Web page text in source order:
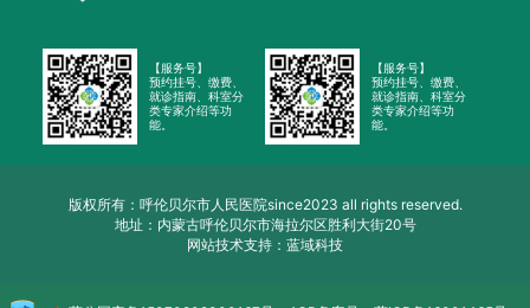
【服务号】
预约挂号、缴费、
就诊指南、科室分
类专家介绍等功
能。
【服务号】
预约挂号、缴费、
就诊指南、科室分
类专家介绍等功
能。
版权所有：呼伦贝尔市人民医院since2023 all rights reserved.
地址：内蒙古呼伦贝尔市海拉尔区胜利大街20号
网站技术支持：蓝域科技